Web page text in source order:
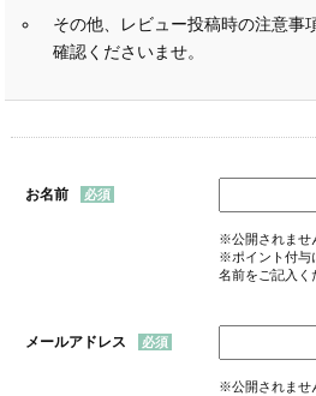
その他、レビュー投稿時の注意事
確認くださいませ。
お名前
※公開されませ
※ポイント付与
名前をご記入く
メールアドレス
※公開されませ